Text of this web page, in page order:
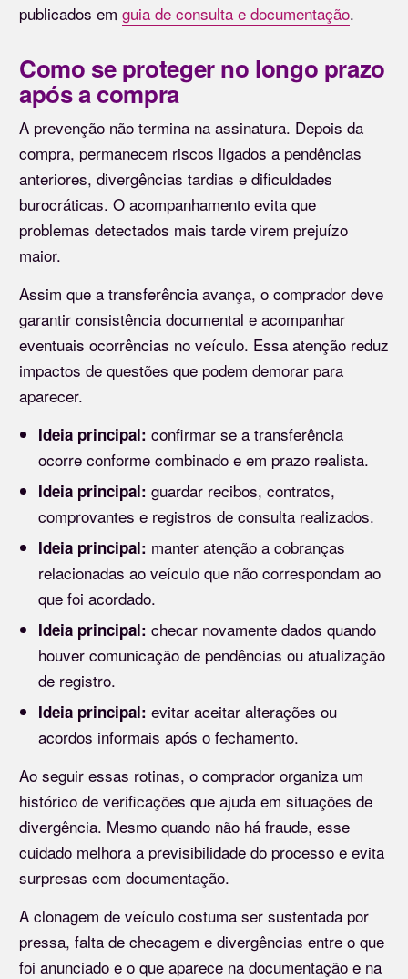
publicados em guia de consulta e documentação.
Como se proteger no longo prazo
após a compra
A prevenção não termina na assinatura. Depois da
compra, permanecem riscos ligados a pendências
anteriores, divergências tardias e dificuldades
burocráticas. O acompanhamento evita que
problemas detectados mais tarde virem prejuízo
maior.
Assim que a transferência avança, o comprador deve
garantir consistência documental e acompanhar
eventuais ocorrências no veículo. Essa atenção reduz
impactos de questões que podem demorar para
aparecer.
Ideia principal: confirmar se a transferência
ocorre conforme combinado e em prazo realista.
Ideia principal: guardar recibos, contratos,
comprovantes e registros de consulta realizados.
Ideia principal: manter atenção a cobranças
relacionadas ao veículo que não correspondam ao
que foi acordado.
Ideia principal: checar novamente dados quando
houver comunicação de pendências ou atualização
de registro.
Ideia principal: evitar aceitar alterações ou
acordos informais após o fechamento.
Ao seguir essas rotinas, o comprador organiza um
histórico de verificações que ajuda em situações de
divergência. Mesmo quando não há fraude, esse
cuidado melhora a previsibilidade do processo e evita
surpresas com documentação.
A clonagem de veículo costuma ser sustentada por
pressa, falta de checagem e divergências entre o que
foi anunciado e o que aparece na documentação e na